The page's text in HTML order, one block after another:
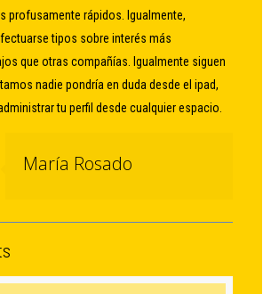
profusamente rápidos. Igualmente,
tipos sobre interés más
que otras compañías. Igualmente siguen
nadie pondrí­a en duda desde el ipad,
tu perfil desde cualquier espacio.
María Rosado